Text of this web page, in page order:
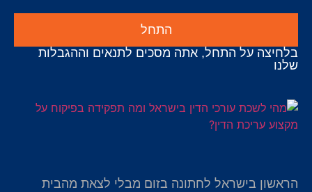
התחל
בלחיצה על התחל, אתה מסכים לתנאים וההגבלות
שלנו
הראשון בישראל לחתונה בזום מבלי לצאת מהבית